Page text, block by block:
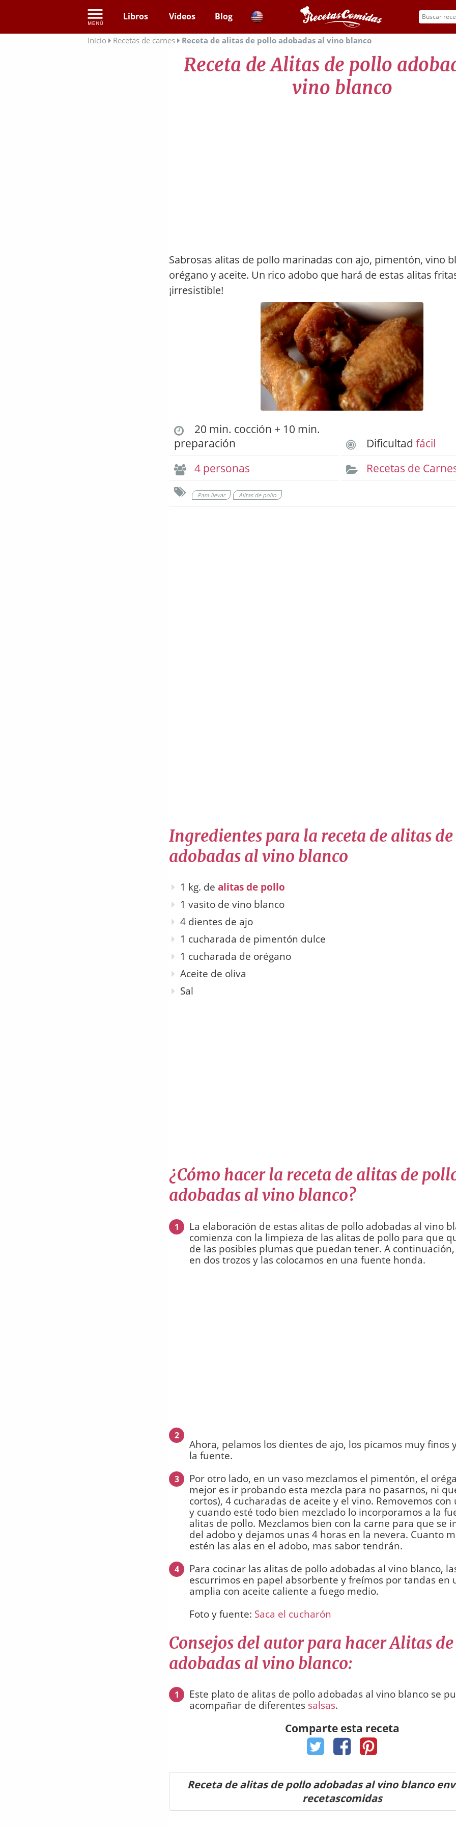
Libros Vídeos Blog
Inicio Recetas de carnes Receta de alitas de pollo adobadas al vino blanco
Receta de Alitas de pollo
vino blanco
Sabrosas alitas de pollo marinadas con ajo, pimentón, vino
orégano y aceite. Un rico adobo que hará de estas alitas
¡irresistible!
20 min. cocción + 10 min.
preparación
Dificultadfácil
4 personas
Recetas de
Para llevar Alitas de pollo
Ingredientes para la receta de alitas
adobadas al vino blanco
1 kg. de alitas de pollo
1 vasito de vino blanco
4 dientes de ajo
1 cucharada de pimentón dulce
1 cucharada de orégano
Aceite de oliva
Sal
¿Cómo hacer la receta de alitas de
adobadas al vino blanco?
1
La elaboración de estas alitas de pollo adobadas al vino
comienza con la limpieza de las alitas de pollo para que
de las posibles plumas que puedan tener. A
en dos trozos y las colocamos en una fuente honda.
2
Ahora, pelamos los dientes de ajo, los picamos muy finos
la fuente.
3
Por otro lado, en un vaso mezclamos el pimentón, el
mejor es ir probando esta mezcla para no pasarnos, ni
cortos), 4 cucharadas de aceite y el vino. Removemos
y cuando esté todo bien mezclado lo incorporamos a la
alitas de pollo. Mezclamos bien con la carne para que se
del adobo y dejamos unas 4 horas en la nevera. Cuanto
estén las alas en el adobo, mas sabor tendrán.
4
Para cocinar las alitas de pollo adobadas al vino blanco,
escurrimos en papel absorbente y freímos por tandas en
amplia con aceite caliente a fuego medio.
Foto y fuente: Saca el cucharón
Consejos del autor para hacer Alitas
adobadas al vino blanco:
1
Este plato de alitas de pollo adobadas al vino blanco se
acompañar de diferentes salsas.
Comparte esta receta
Receta de alitas de pollo adobadas al vino blanco
recetascomidas